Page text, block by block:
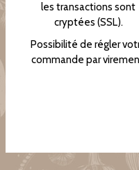
les transactions sont
cryptées (SSL).
Possibilité de régler
commande par